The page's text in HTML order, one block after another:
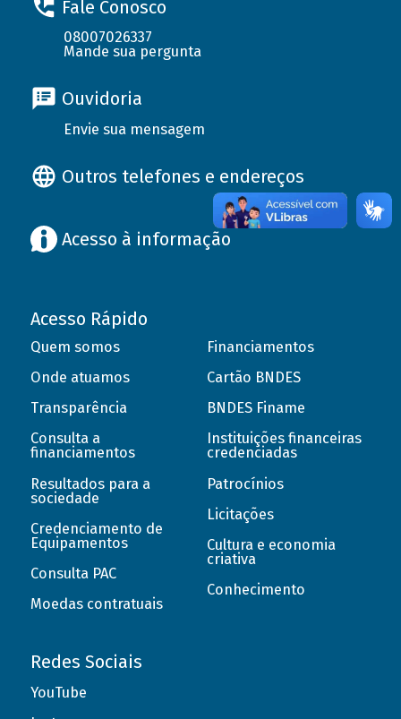
Fale Conosco
08007026337
Mande sua pergunta
Ouvidoria
Envie sua mensagem
Outros telefones e endereços
Acesso à informação
Acesso Rápido
Quem somos
Onde atuamos
Transparência
Consulta a
financiamentos
Resultados para a
sociedade
Credenciamento de
Equipamentos
Consulta PAC
Moedas contratuais
Financiamentos
Cartão BNDES
BNDES Finame
Instituições financeiras
credenciadas
Patrocínios
Licitações
Cultura e economia
criativa
Conhecimento
Redes Sociais
YouTube